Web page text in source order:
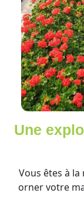
Une
Vous êtes à
orner votre